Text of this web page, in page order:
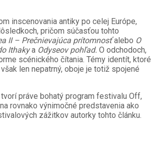
inscenovania antiky po celej Európe,
pričom súčasťou tohto
II – Prečnievajúca prítomnosťalebo O
Ithakya Odyseov pohľad. O odchodoch,
scénického čítania. Témy identít, ktoré
len nepatrný, oboje je totiž spojené
práve bohatý program festivalu Off,
rovnako výnimočné predstavenia ako
zážitkov autorky tohto článku.